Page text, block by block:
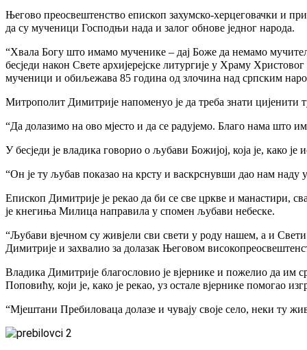
Његово преосвештенство епископ захумско-херцеговачки и
да су мученици Господњи нада и залог обнове једног народа.
“Хвала Богу што имамо мученике – дај Боже да немамо
бесједи након Свете архијерејске литургије у Храму
мученици и обиљежава 85 година од злочина над српским
Митрополит Димитрије напоменуо је да треба знати цијенити
“Да долазимо на ово мјесто и да се радујемо. Благо нама што
У бесједи је владика говорио о љубави Божијој, која је, како
“Он је ту љубав показао на крсту и васкрснувши дао нам наду
Епископ Димитрије је рекао да би се све цркве и манастири,
је кнегиња Милица направила у спомен љубави небеске.
“Љубави вјечном су живјели сви свети у роду нашем, а и
Димитрије и захвалио за долазак Његовом
Владика Димитрије благословио је вјернике и пожелио да им
Поповићу, који је, како је рекао, уз остале вјернике помогао
“Мјештани Пребиловаца долазе и чувају своје село, неки ту